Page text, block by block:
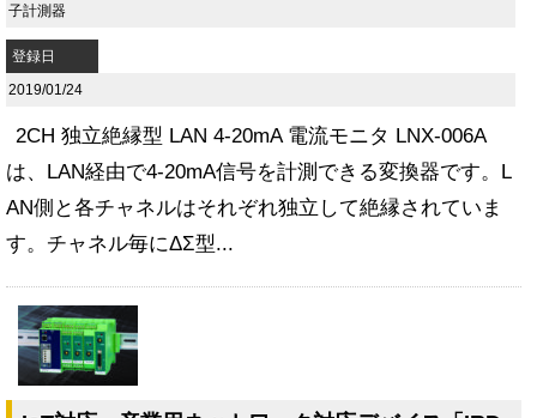
子計測器
登録日
2019/01/24
2CH 独立絶縁型 LAN 4-20mA 電流モニタ LNX-006A
は、LAN経由で4-20mA信号を計測できる変換器です。L
AN側と各チャネルはそれぞれ独立して絶縁されていま
す。チャネル毎にΔΣ型...